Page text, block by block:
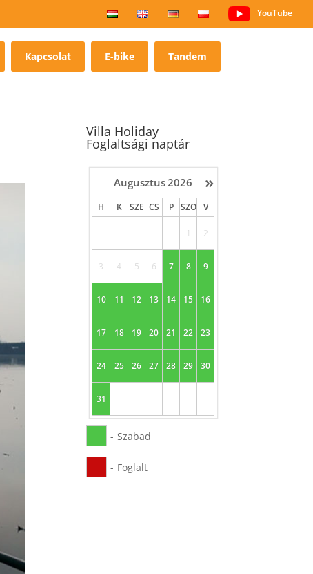
YouTube
Kapcsolat E-bike Tandem
Villa Holiday
Foglaltsági naptár
»
Augusztus2026
H K SZE CS P SZO V
1 2
3 4 5 6 7 8 9
10 11 12 13 14 15 16
17 18 19 20 21 22 23
24 25 26 27 28 29 30
31
- Szabad
- Foglalt